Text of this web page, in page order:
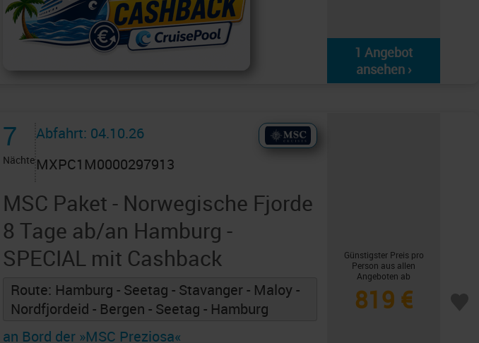
1 Angebot
ansehen ›
7
Nächte
Abfahrt: 04.10.26
MXPC1M0000297913
MSC Paket - Norwegische Fjorde
8 Tage ab/an Hamburg -
SPECIAL mit Cashback
Route: Hamburg - Seetag - Stavanger - Maloy -
Nordfjordeid - Bergen - Seetag - Hamburg
an Bord der »MSC Preziosa«
Günstigster Preis pro
Person aus allen
Angeboten ab
819 €